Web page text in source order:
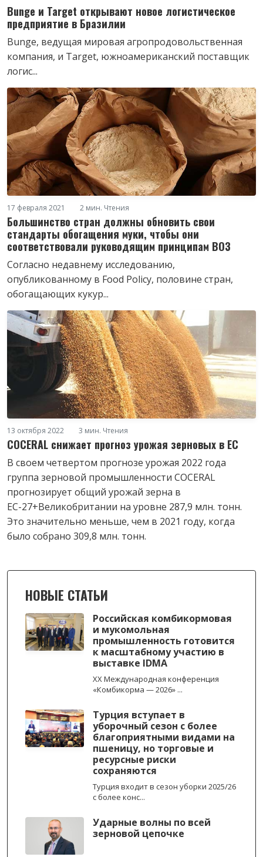
Bunge и Target открывают новое логистическое
предприятие в Бразилии
Bunge, ведущая мировая агропродовольственная
компания, и Target, южноамериканский поставщик
логис...
17 февраля 2021 2 мин. Чтения
Большинство стран должны обновить свои
стандарты обогащения муки, чтобы они
соответствовали руководящим принципам ВОЗ
Согласно недавнему исследованию,
опубликованному в Food Policy, половине стран,
обогащающих кукур...
13 октября 2022 3 мин. Чтения
COCERAL снижает прогноз урожая зерновых в ЕС
В своем четвертом прогнозе урожая 2022 года
группа зерновой промышленности COCERAL
прогнозирует общий урожай зерна в
ЕС-27+Великобритании на уровне 287,9 млн. тонн.
Это значительно меньше, чем в 2021 году, когда
было собрано 309,8 млн. тонн.
НОВЫЕ СТАТЬИ
Российская комбикормовая
и мукомольная
промышленность готовится
к масштабному участию в
выставке IDMA
XX Международная конференция
«Комбикорма — 2026» ...
Турция вступает в
уборочный сезон с более
благоприятными видами на
пшеницу, но торговые и
ресурсные риски
сохраняются
Турция входит в сезон уборки 2025/26
с более конс...
Ударные волны по всей
зерновой цепочке